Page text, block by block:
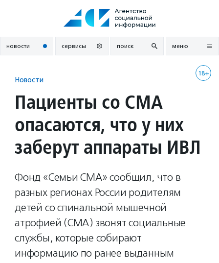
новости сервисы поиск меню
18+
Новости
Пациенты со СМА
опасаются, что у них
заберут аппараты ИВЛ
Фонд «Семьи СМА» сообщил, что в
разных регионах России родителям
детей со спинальной мышечной
атрофией (СМА) звонят социальные
службы, которые собирают
информацию по ранее выданным